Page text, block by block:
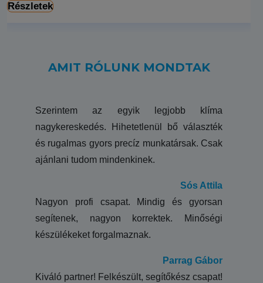
Részletek
AMIT RÓLUNK MONDTAK
Szerintem az egyik legjobb klíma
nagykereskedés. Hihetetlenül bő választék
és rugalmas gyors precíz munkatársak. Csak
ajánlani tudom mindenkinek.
Sós Attila
Nagyon profi csapat. Mindig és gyorsan
segítenek, nagyon korrektek. Minőségi
készülékeket forgalmaznak.
Parrag Gábor
Kiváló partner! Felkészült, segítőkész csapat!